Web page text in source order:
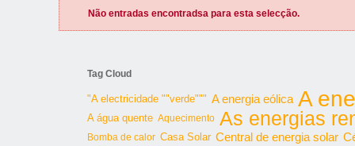
Não entradas encontradsa para esta selecção.
Tag Cloud
"A electricidade ""verde""" A energia eólica A
A água quente Aquecimento As energias
Bomba de calor Casa Solar Central de energia solar